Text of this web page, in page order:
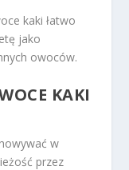
kaki łatwo
jako
owoców.
KAKI
w
przez